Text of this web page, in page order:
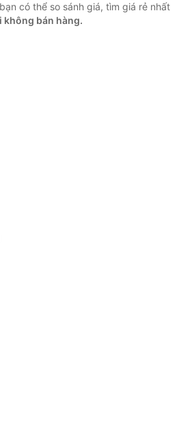
có thể so sánh giá, tìm giá rẻ nhất
không bán hàng.